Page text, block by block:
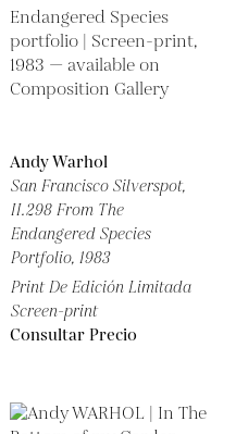
Andy Warhol
San Francisco Silverspot,
II.298 From The
Endangered Species
Portfolio, 1983
Print De Edición Limitada
Screen-print
Consultar Precio